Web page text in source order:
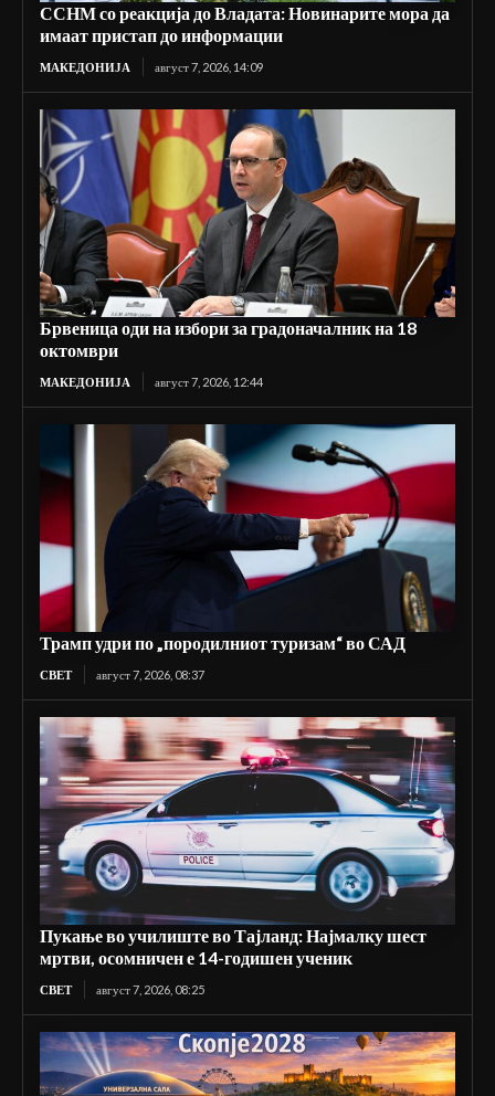
ССНМ со реакција до Владата: Новинарите мора да
имаат пристап до информации
МАКЕДОНИЈА август 7, 2026, 14:09
Брвеница оди на избори за градоначалник на 18
октомври
МАКЕДОНИЈА август 7, 2026, 12:44
Трамп удри по „породилниот туризам“ во САД
СВЕТ август 7, 2026, 08:37
Пукање во училиште во Тајланд: Најмалку шест
мртви, осомничен е 14-годишен ученик
СВЕТ август 7, 2026, 08:25